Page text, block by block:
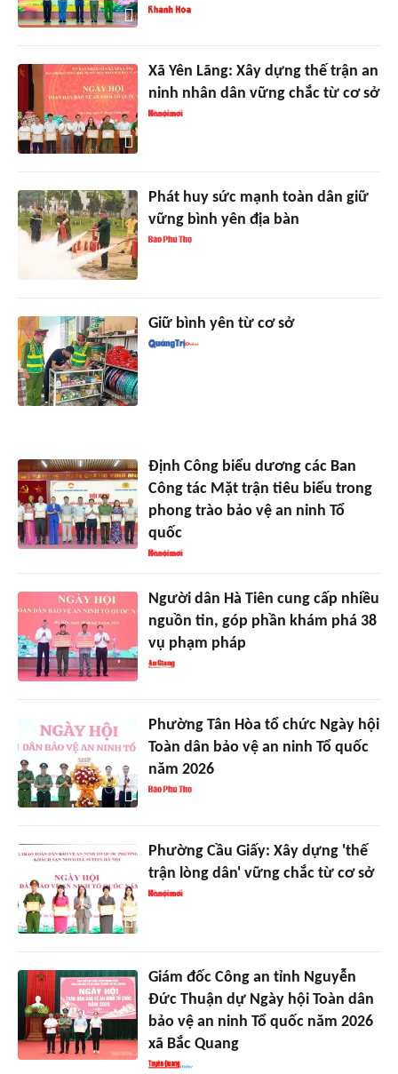
Xã Yên Lãng: Xây dựng thế trận an
ninh nhân dân vững chắc từ cơ sở
Phát huy sức mạnh toàn dân giữ
vững bình yên địa bàn
Giữ bình yên từ cơ sở
Định Công biểu dương các Ban
Công tác Mặt trận tiêu biểu trong
phong trào bảo vệ an ninh Tổ
quốc
Người dân Hà Tiên cung cấp nhiều
nguồn tin, góp phần khám phá 38
vụ phạm pháp
Phường Tân Hòa tổ chức Ngày hội
Toàn dân bảo vệ an ninh Tổ quốc
năm 2026
Phường Cầu Giấy: Xây dựng 'thế
trận lòng dân' vững chắc từ cơ sở
Giám đốc Công an tỉnh Nguyễn
Đức Thuận dự Ngày hội Toàn dân
bảo vệ an ninh Tổ quốc năm 2026
xã Bắc Quang